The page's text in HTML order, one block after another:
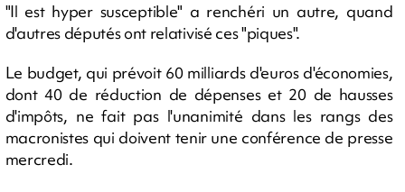
"Il est hyper susceptible" a renchéri un autre, quand
d'autres députés ont relativisé ces "piques".
Le budget, qui prévoit 60 milliards d'euros d'économies,
dont 40 de réduction de dépenses et 20 de hausses
d'impôts, ne fait pas l'unanimité dans les rangs des
macronistes qui doivent tenir une conférence de presse
mercredi.